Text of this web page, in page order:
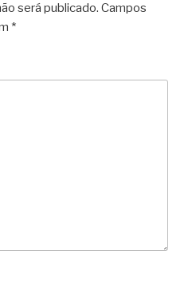
será publicado. Campos
*